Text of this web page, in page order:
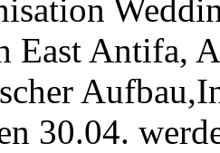
East Antifa,
30.04.